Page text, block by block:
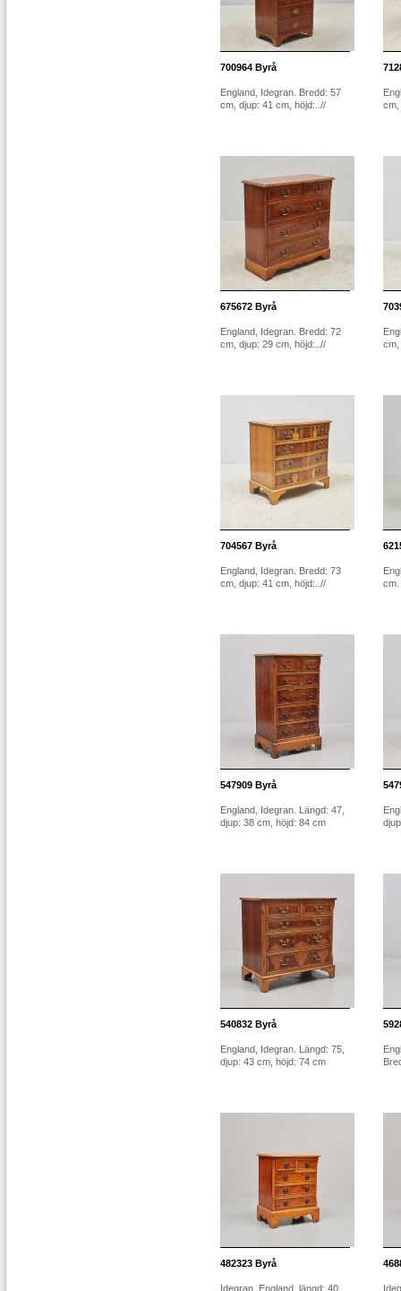
700964 Byrå
England, Idegran. Bredd: 57
cm, djup: 41 cm, höjd:..//
cm,
675672 Byrå
England, Idegran. Bredd: 72
cm, djup: 29 cm, höjd:..//
cm,
704567 Byrå
England, Idegran. Bredd: 73
cm, djup: 41 cm, höjd:..//
cm.
547909 Byrå
England, Idegran. Längd: 47,
djup: 38 cm, höjd: 84 cm
540832 Byrå
England, Idegran. Längd: 75,
djup: 43 cm, höjd: 74 cm
482323 Byrå
Idegran, England, längd: 40